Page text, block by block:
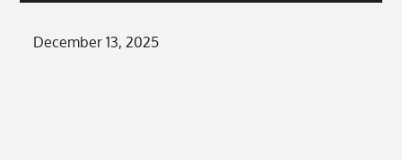
Posted
December 13, 2025